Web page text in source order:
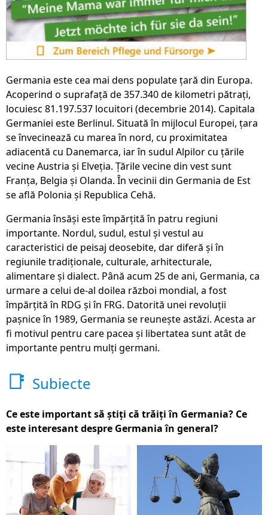
Germania este cea mai dens populate țară din Europa.
Acoperind o suprafață de 357.340 de kilometri pătrați,
locuiesc 81.197.537 locuitori (decembrie 2014). Capitala
Germaniei este Berlinul. Situată în mijlocul Europei, țara
se învecinează cu marea în nord, cu proximitatea
adiacentă cu Danemarca, iar în sudul Alpilor cu țările
vecine Austria și Elveția. Țările vecine din vest sunt
Franța, Belgia și Olanda. În vecinii din Germania de Est
se află Polonia și Republica Cehă.
Germania însăși este împărțită în patru regiuni
importante. Nordul, sudul, estul și vestul au
caracteristici de peisaj deosebite, dar diferă și în
regiunile tradiționale, culturale, arhitecturale,
alimentare și dialect. Până acum 25 de ani, Germania, ca
urmare a celui de-al doilea război mondial, a fost
împărțită în RDG și în FRG. Datorită unei revoluții
pașnice în 1989, Germania se reunește astăzi. Acesta ar
fi motivul pentru care pacea și libertatea sunt atât de
importante pentru mulți germani.
📑 Subiecte
Ce este important să știți că trăiți în Germania? Ce
este interesant despre Germania în general?